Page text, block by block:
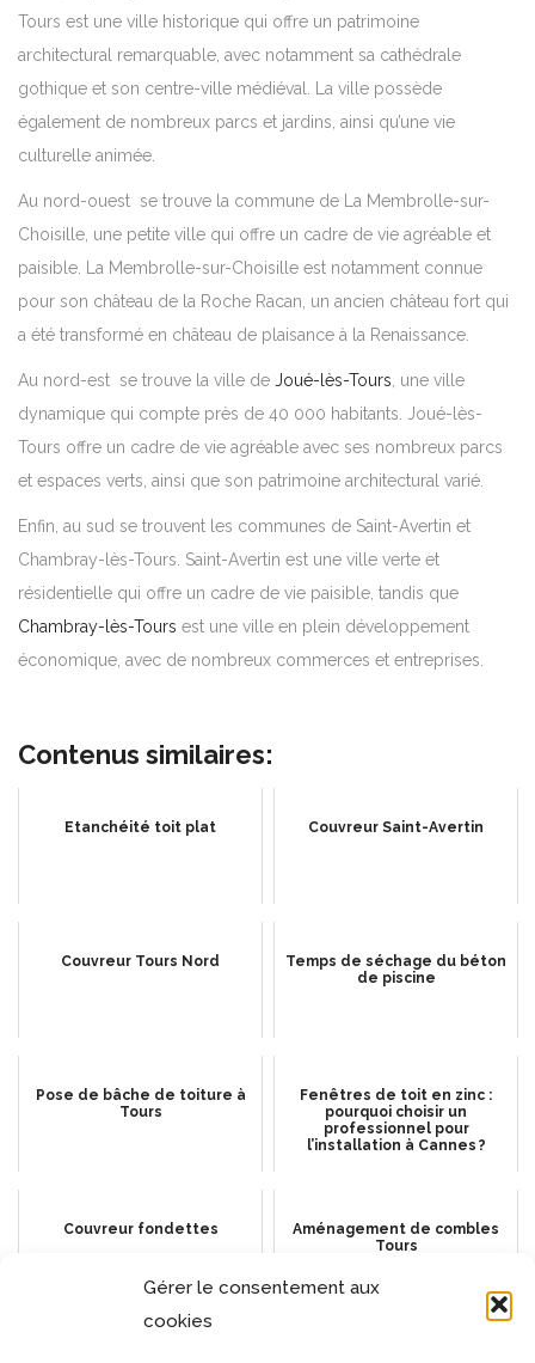
Gérer le consentement aux
cookies
Tours est une ville historique qui offre un patrimoine
architectural remarquable, avec notamment sa cathédrale
gothique et son centre-ville médiéval. La ville possède
également de nombreux parcs et jardins, ainsi qu’une vie
culturelle animée.
Au nord-ouest se trouve la commune de La Membrolle-sur-
Choisille, une petite ville qui offre un cadre de vie agréable et
paisible. La Membrolle-sur-Choisille est notamment connue
pour son château de la Roche Racan, un ancien château fort qui
a été transformé en château de plaisance à la Renaissance.
Au nord-est se trouve la ville de Joué-lès-Tours, une ville
dynamique qui compte près de 40 000 habitants. Joué-lès-
Tours offre un cadre de vie agréable avec ses nombreux parcs
et espaces verts, ainsi que son patrimoine architectural varié.
Enfin, au sud se trouvent les communes de Saint-Avertin et
Chambray-lès-Tours. Saint-Avertin est une ville verte et
résidentielle qui offre un cadre de vie paisible, tandis que
Chambray-lès-Tours est une ville en plein développement
économique, avec de nombreux commerces et entreprises.
Contenus similaires:
Etanchéité toit plat Couvreur Saint-Avertin
Couvreur Tours Nord
Temps de séchage du béton
de piscine
Pose de bâche de toiture à
Tours
Fenêtres de toit en zinc :
pourquoi choisir un
professionnel pour
l’installation à Cannes ?
Couvreur fondettes
Aménagement de combles
Tours